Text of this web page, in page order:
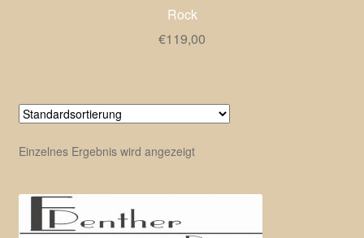
Rock
€119,00
Einzelnes Ergebnis wird angezeigt